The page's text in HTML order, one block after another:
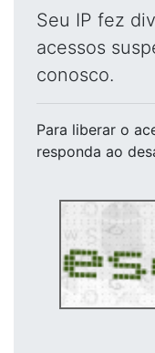
Seu IP fez
acessos
conosco.
Para liberar o
responda ao